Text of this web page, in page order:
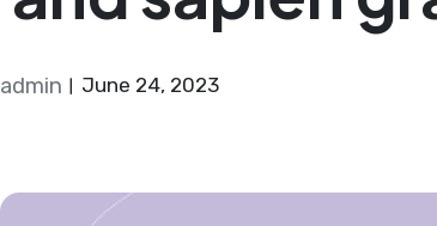
admin June 24, 2023